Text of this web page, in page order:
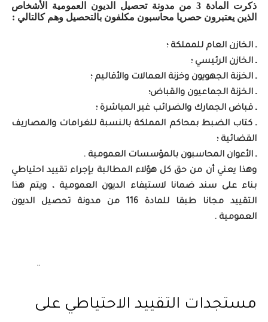
ذكرت المادة 3 من مدونة تحصيل الديون العمومية الأشخاص
الذين يعتبرون حصريا محاسبون مكلفون بالتحصيل وهم كالتالي :
ـ الخازن العام للمملكة ؛
ـ الخازن الرئيسي ؛
ـ الخزنة الجهويون وخزنة العمالات والأقاليم ؛
ـ الخزنة الجماعيون والقباض؛
ـ قباض الجمارك والضرائب غير المباشرة ؛
ـ كتاب الضبط بمحاكم المملكة بالنسبة للغرامات والمصاريف
القضائية ؛
ـ الأعوان المحاسبون بالمؤسسات العمومية .
وهذا يعني أن من حق كل هؤلاء المطالبة بإجراء تقييد احتياطي
بناء على سند ضمانا لاستيفاء الديون العمومية ، ويتم هذا
التقييد مجانا طبقا للمادة 116 من مدونة تحصيل الديون
العمومية .
¨
مستجدات التقييد الاحتياطي على